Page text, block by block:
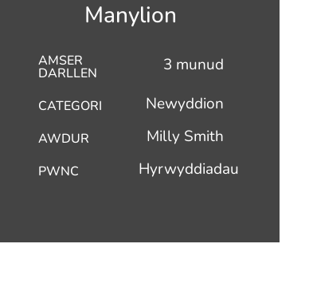
Manylion
AMSER
DARLLEN 3 munud
CATEGORI Newyddion
AWDUR Milly Smith
PWNC Hyrwyddiadau